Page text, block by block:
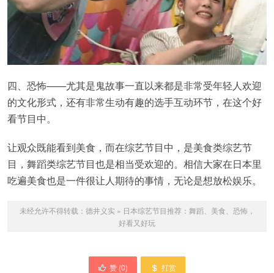
四、恐怖——尤其是鬼故事一直以来都是非常受年轻人欢迎
的文化形式，还有非常生动有趣的选手互动环节，在这个好
看节目中。
让观众既能看到美食，而在综艺节目中，是美食类综艺节
目，舞蹈类综艺节目也是相当受欢迎的。相信大家在日本里
吃遍美食也是一件很让人期待的事情，无论是想放松娱乐。
未经允许不得转载： 德井义实 » 日本综艺节目推荐：舞蹈、美食、恐怖，
好看又好玩
赞 (0) 打赏